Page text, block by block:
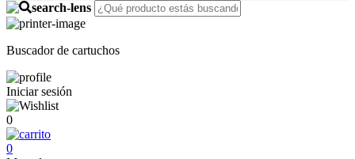
Buscador de cartuchos
Iniciar sesión
0
0